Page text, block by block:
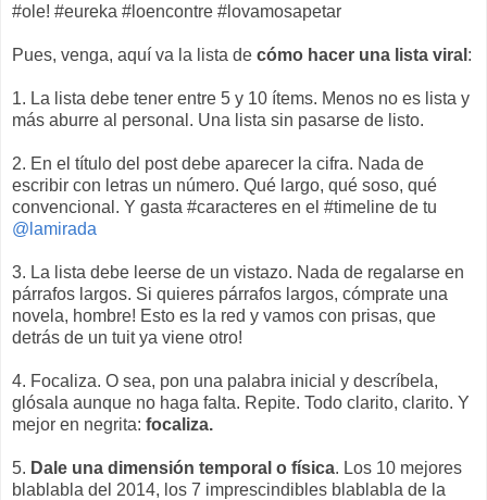
#ole! #eureka #loencontre #lovamosapetar
Pues, venga, aquí va la lista de cómo hacer una lista viral :
1. La lista debe tener entre 5 y 10 ítems. Menos no es lista y
más aburre al personal. Una lista sin pasarse de listo.
2. En el título del post debe aparecer la cifra. Nada de
escribir con letras un número. Qué largo, qué soso, qué
convencional. Y gasta #caracteres en el #timeline de tu
@lamirada
3. La lista debe leerse de un vistazo. Nada de regalarse en
párrafos largos. Si quieres párrafos largos, cómprate una
novela, hombre! Esto es la red y vamos con prisas, que
detrás de un tuit ya viene otro!
4. Focaliza. O sea, pon una palabra inicial y descríbela,
glósala aunque no haga falta. Repite. Todo clarito, clarito. Y
mejor en negrita: focaliza.
5. Dale una dimensión temporal o física. Los 10 mejores
blablabla del 2014, los 7 imprescindibles blablabla de la